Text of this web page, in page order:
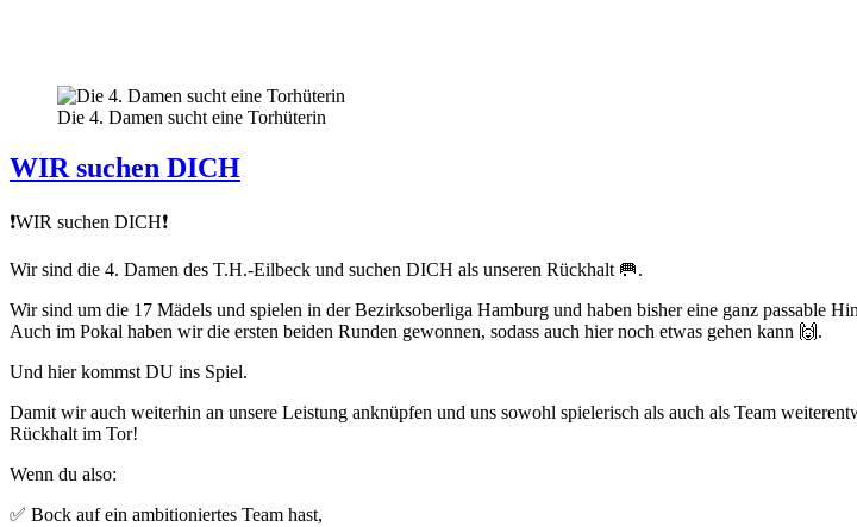
Die 4. Damen sucht eine Torhüterin
WIR suchen DICH
❗️WIR suchen DICH❗️
Wir sind die 4. Damen des T.H.-Eilbeck und suchen DICH als unseren Rückhalt 🥅.
Wir sind um die 17 Mädels und spielen in der Bezirksoberliga Hamburg und haben bisher eine ganz passable
Auch im Pokal haben wir die ersten beiden Runden gewonnen, sodass auch hier noch etwas gehen kann 🙌.
Und hier kommst DU ins Spiel.
Damit wir auch weiterhin an unsere Leistung anknüpfen und uns sowohl spielerisch als auch als Team
Rückhalt im Tor!
Wenn du also:
✅ Bock auf ein ambitioniertes Team hast,